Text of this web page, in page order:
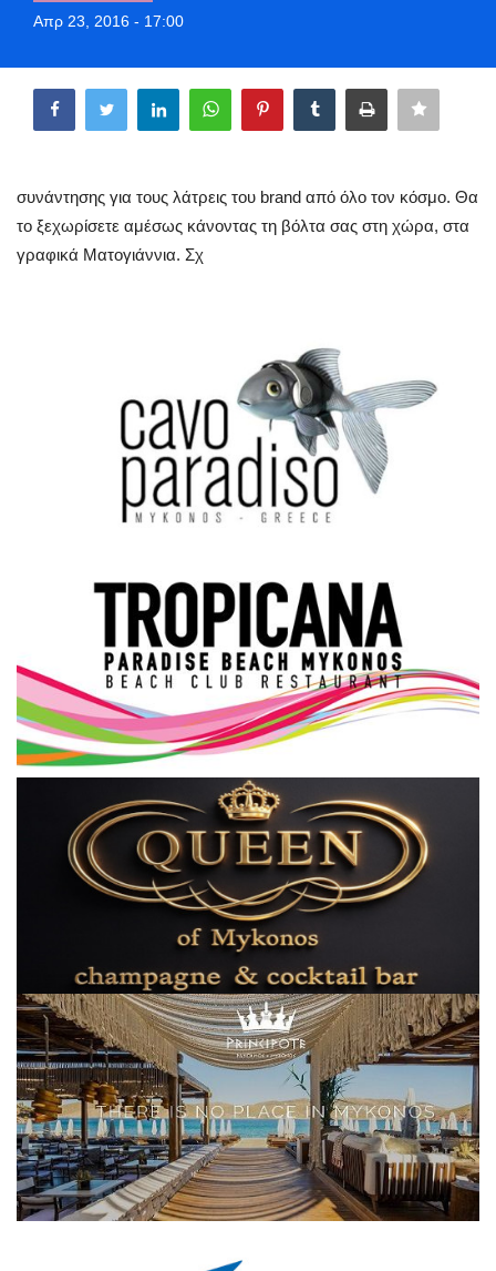
Greece
Arts & Culture
Mykonos
Mykonos Ticker TV
Science & Tech
Aegean Islands
Σεβασμιώτατος Δωρόθεος Β’
Cost Of Living Crisis
Opinion + Analysis
L’Art des Sens
All News
Elections 2023
Γλώσσα
Ελληνικά English
Απρ 23, 2016 - 17:00
συνάντησης για τους λάτρεις του brand από όλο τον κόσμο. Θα
το ξεχωρίσετε αμέσως κάνοντας τη βόλτα σας στη χώρα, στα
γραφικά Ματογιάννια. Σχ